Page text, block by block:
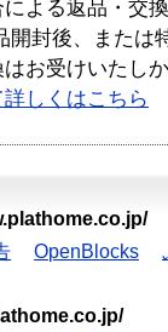
よる返品・交
開封後、または
お受けいたし
しくはこちら
OpenBlocks